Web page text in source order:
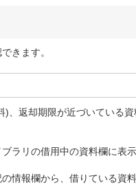
きます。
、返却期限が近づいている
ラリの借用中の資料欄に表示
情報欄から、借りている資